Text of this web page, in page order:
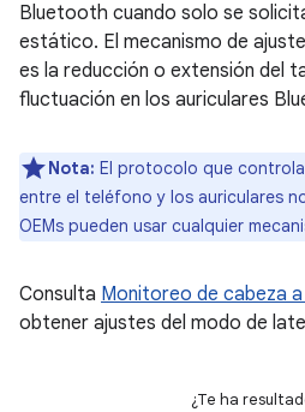
Bluetooth cuando solo se
estático. El mecanismo de
es la reducción o extensión del
fluctuación en los auriculares
Nota: El protocolo que
entre el teléfono y los auriculares
OEMs pueden usar cualquier
Consulta Monitoreo de cabeza
obtener ajustes del modo de
¿Te ha